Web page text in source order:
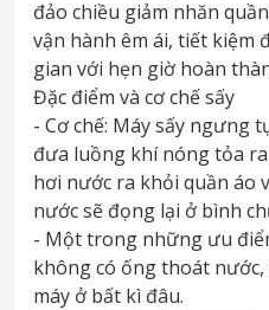
đảo chiều giảm nhăn
vận hành êm ái, tiết kiệm
gian với hẹn giờ hoàn
Đặc điểm và cơ chế sấy
- Cơ chế: Máy sấy ngưng
đưa luồng khí nóng tỏa
hơi nước ra khỏi quần áo
nước sẽ đọng lại ở bình
- Một trong những ưu
không có ống thoát
máy ở bất kì đâu.